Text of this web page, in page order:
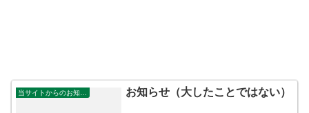
お知らせ（大したことではない）